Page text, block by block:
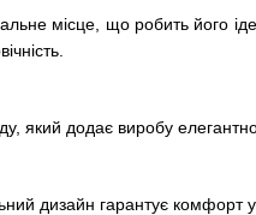
місце, що робить його
який додає виробу
дизайн гарантує комфорт